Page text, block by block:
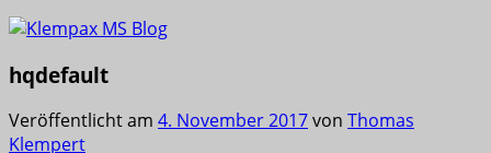
hqdefault
Veröffentlicht am 4. November 2017von Thomas
Klempert